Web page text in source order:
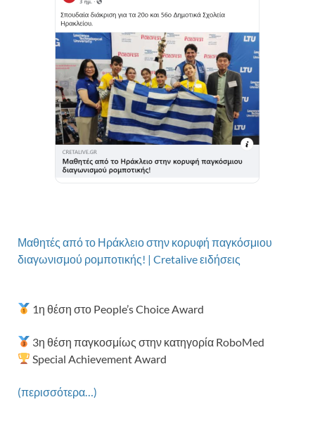
Μαθητές από το Ηράκλειο στην κορυφή παγκόσμιου
διαγωνισμού ρομποτικής! | Cretalive ειδήσεις
1η θέση στο People’s Choice Award
3η θέση παγκοσμίως στην κατηγορία RoboMed
Special Achievement Award
(περισσότερα…)